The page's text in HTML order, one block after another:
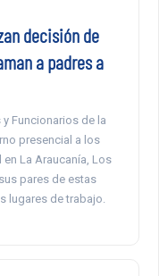
decisión de
a padres a
Funcionarios de la
presencial a los
La Araucanía, Los
pares de estas
lugares de trabajo.